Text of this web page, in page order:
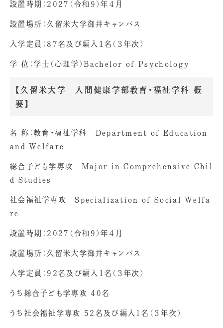
設置時期：2027（令和9）年４月
設置場所：久留米大学御井キャンパス
入学定員：87名及び編入1名（３年次）
学 位：学士（心理学）Bachelor of Psychology
【久留米大学 人間健康学部教育・福祉学科 概
要】
名 称：教育・福祉学科 Department of Education
and Welfare
総合子ども学専攻 Major in Comprehensive Chil
d Studies
社会福祉学専攻 Specialization of Social Welfa
re
設置時期：2027（令和9）年４月
設置場所：久留米大学御井キャンパス
入学定員：92名及び編入1名（３年次）
うち総合子ども学専攻 40名
うち社会福祉学専攻 52名及び編入1名（３年次）